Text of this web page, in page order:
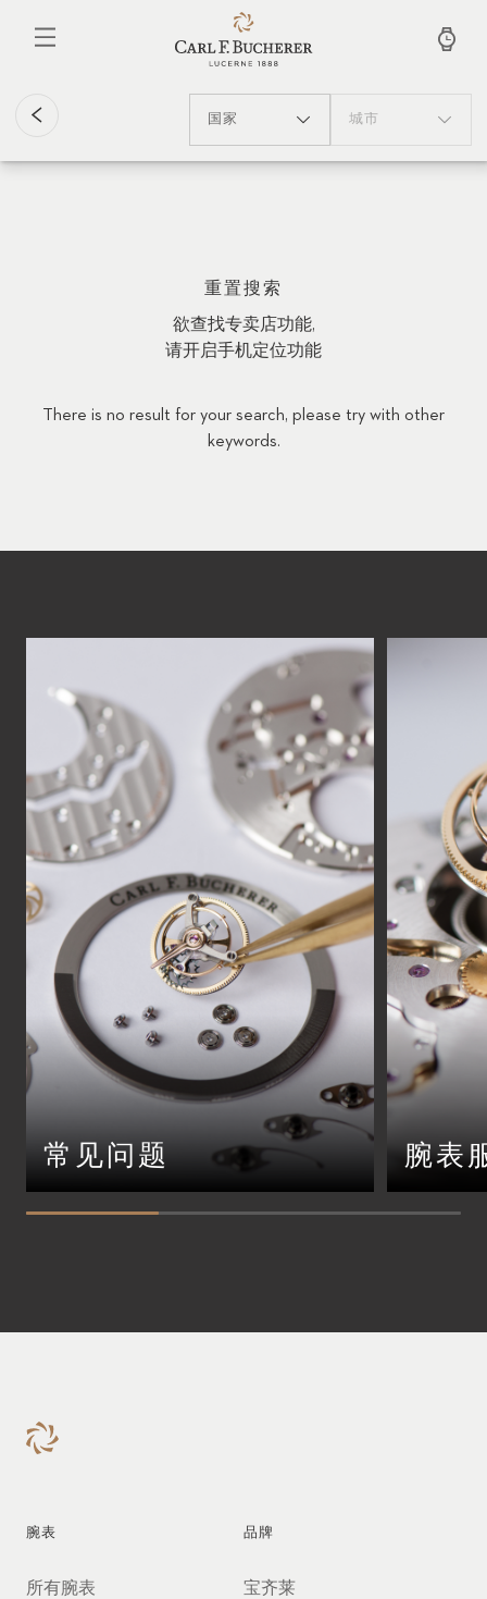
国家 城市
重置搜索
欲查找专卖店功能,
请开启手机定位功能
There is no result for your search, please try with other
keywords.
常见问题 腕表
腕表
所有腕表
品牌
宝齐莱